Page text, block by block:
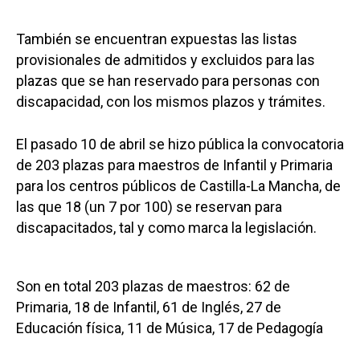
También se encuentran expuestas las listas
provisionales de admitidos y excluidos para las
plazas que se han reservado para personas con
discapacidad, con los mismos plazos y trámites.
El pasado 10 de abril se hizo pública la convocatoria
de 203 plazas para maestros de Infantil y Primaria
para los centros públicos de Castilla-La Mancha, de
las que 18 (un 7 por 100) se reservan para
discapacitados, tal y como marca la legislación.
Son en total 203 plazas de maestros: 62 de
Primaria, 18 de Infantil, 61 de Inglés, 27 de
Educación física, 11 de Música, 17 de Pedagogía